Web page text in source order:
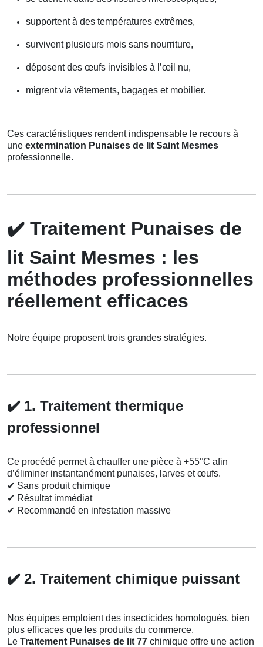
supportent à des températures extrêmes,
survivent plusieurs mois sans nourriture,
déposent des œufs invisibles à l’œil nu,
migrent via vêtements, bagages et mobilier.
Ces caractéristiques rendent indispensable le recours à
une extermination Punaises de lit Saint Mesmes
professionnelle.
✔️ Traitement Punaises de
lit Saint Mesmes : les
méthodes professionnelles
réellement efficaces
Notre équipe proposent trois grandes stratégies.
✔️ 1. Traitement thermique
professionnel
Ce procédé permet à chauffer une pièce à +55°C afin
d’éliminer instantanément punaises, larves et œufs.
✔ Sans produit chimique
✔ Résultat immédiat
✔ Recommandé en infestation massive
✔️ 2. Traitement chimique puissant
Nos équipes emploient des insecticides homologués, bien
plus efficaces que les produits du commerce.
Le Traitement Punaises de lit 77 chimique offre une action